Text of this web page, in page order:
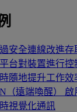
安全連線改進存
台對裝置進行控
隨地提升工作效
（遠端喚醒）
啟
視覺化通訊